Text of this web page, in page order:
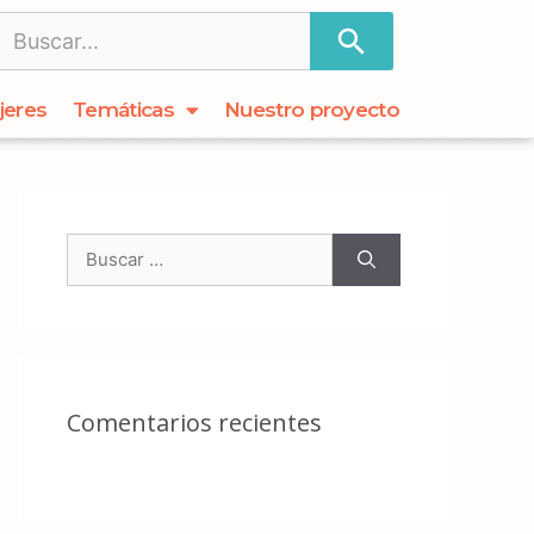
Temáticas Nuestro proyecto
Comentarios recientes